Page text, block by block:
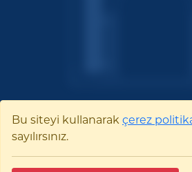
Üniversitesi
Bu siteyi kullanarak çerez
sayılırsınız.